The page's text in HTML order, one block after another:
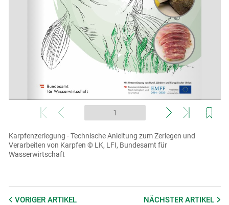
Karpfenzerlegung - Technische Anleitung zum Zerlegen und
Verarbeiten von Karpfen © LK, LFI, Bundesamt für
Wasserwirtschaft
VORIGER ARTIKEL NÄCHSTERARTIKEL